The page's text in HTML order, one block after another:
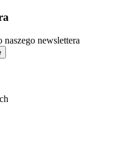
newslettera